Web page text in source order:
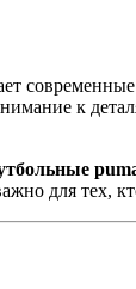
к
для тех,